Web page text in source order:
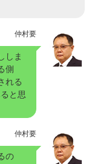
仲村要
しま
側
れる
と思
仲村要
の